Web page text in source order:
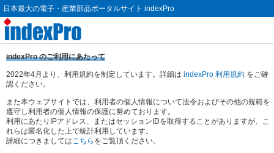
日本最大の電子・産業部品ポータルサイト indexPro
indexPro のご利用にあたって
2022年4月より、利用規約を制定しています。詳細は indexPro 利用規約 をご確
認ください。
また本ウェブサイトでは、利用者の個人情報について法令およびその他の規範を
遵守し利用者の個人情報の保護に努めております。
利用にあたりIPアドレス、またはセッションIDを取得することがありますが、こ
れらは匿名化した上で統計利用しています。
詳細につきましてはこちら をご覧頂ください。